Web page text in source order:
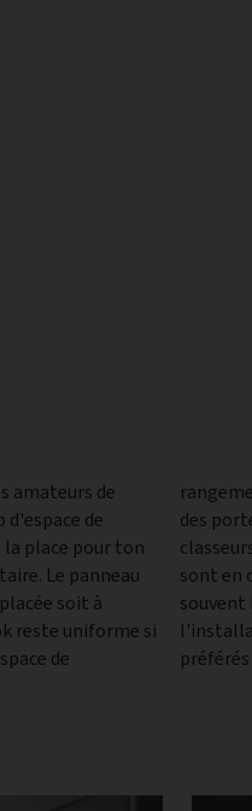
amateurs de
de
la place pour ton
Le panneau
soit à
reste uniforme si
de
et deux avec
et les
des caisses,
dont on a
à côté de
aux disques